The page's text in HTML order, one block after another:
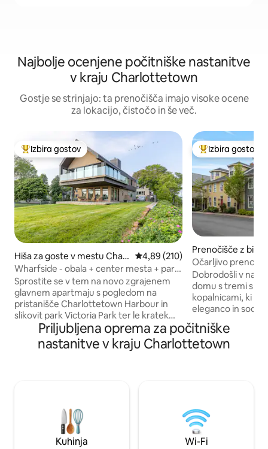
Najbolje ocenjene počitniške nastanitve
v kraju Charlottetown
Gostje se strinjajo: ta prenočišča imajo visoke ocene
za lokacijo, čistočo in še več.
Najbolj priljubljena prenočišča z značko »Izbira gostov«
Izbira gostov
Hiša za goste v mestu Charl
ottetown
Povprečna ocena: 4,89 od 5, št.
4,89 (210)
Wharfside - obala + center mesta + park
Victoria
Sprostite se v tem na novo zgrajenem
glavnem apartmaju s pogledom na
pristanišče Charlottetown Harbour in
slikovit park Victoria Park ter le kratek
sprehod do trgovin in restavracij v
središču mesta. Sodobna arhitektura v
najboljši luči, to podstrešje ni prihranilo
posteljnino in veliko zakonsko posteljo za
resnično miren spanec in bivanje.
Številka dovoljenja 4000033
Najbolj
Izbira gostov
Prenočišče z
rom v mestu
Očarljivo
Dobrodošli v
domu s tremi
kopalnicami, ki
eleganco in
izpostavljajo
Od živahnih
prostore za
idealno za
spominov.
Priljubljena oprema za počitniške
nastanitve v kraju Charlottetown
Kuhinja Wi-Fi